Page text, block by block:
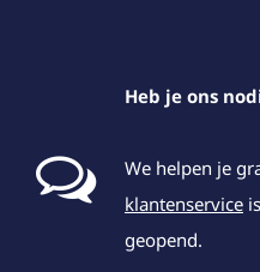
Heb je ons
We helpen je
klantenservice
geopend.